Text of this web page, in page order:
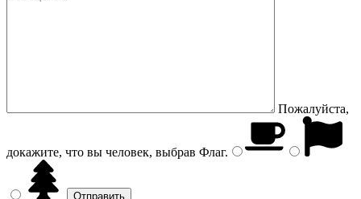
Пожалуйста,
докажите, что вы человек, выбрав Флаг.